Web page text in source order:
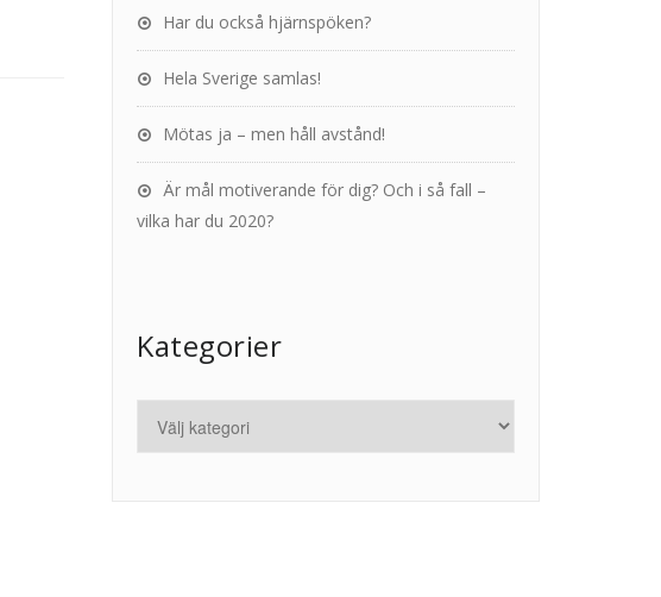
Har du också hjärnspöken?
Hela Sverige samlas!
Mötas ja – men håll avstånd!
Är mål motiverande för dig? Och i så fall –
vilka har du 2020?
Kategorier